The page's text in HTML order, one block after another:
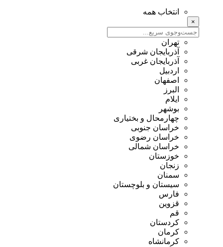
انتخاب همه
تهران
آذربایجان شرقی
آذربایجان غربی
اردبیل
اصفهان
البرز
ایلام
بوشهر
چهارمحال و بختیاری
خراسان جنوبی
خراسان رضوی
خراسان شمالی
خوزستان
زنجان
سمنان
سیستان و بلوچستان
فارس
قزوین
قم
کردستان
کرمان
کرمانشاه